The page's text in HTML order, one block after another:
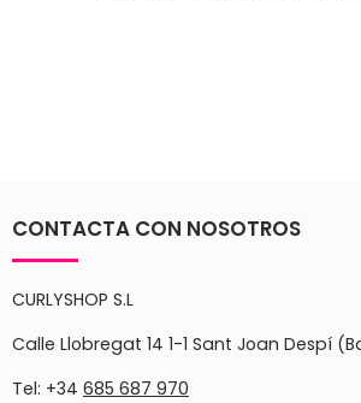
CONTACTA CON NOSOTROS
CURLYSHOP S.L
Calle Llobregat 14 1-1 Sant Joan Despí
Tel: +34 685 687 970